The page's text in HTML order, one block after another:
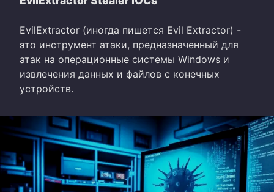
EvilExtractor (иногда пишется Evil Extractor) -
это инструмент атаки, предназначенный для
атак на операционные системы Windows и
извлечения данных и файлов с конечных
устройств.